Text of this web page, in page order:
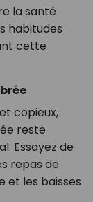
la santé
habitudes
cette
copieux,
reste
Essayez de
repas de
et les baisses